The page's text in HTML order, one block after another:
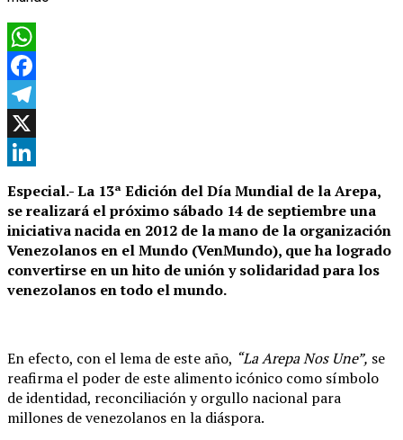
WhatsApp
Facebook
Telegram
X
Especial.- La 13ª Edición del Día Mundial de la Arepa,
se realizará el próximo sábado 14 de septiembre una
iniciativa nacida en 2012 de la mano de la organización
Venezolanos en el Mundo (VenMundo), que ha logrado
convertirse en un hito de unión y solidaridad para los
venezolanos en todo el mundo.
En efecto, con el lema de este año, “La Arepa Nos Une”, se
reafirma el poder de este alimento icónico como símbolo
de identidad, reconciliación y orgullo nacional para
millones de venezolanos en la diáspora.